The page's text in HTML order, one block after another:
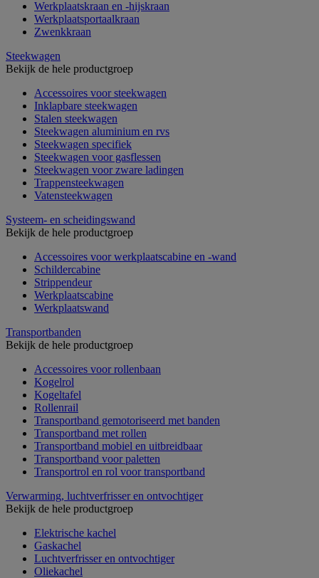
Werkplaatskraan en -hijskraan
Werkplaatsportaalkraan
Zwenkkraan
Steekwagen
Bekijk de hele productgroep
Accessoires voor steekwagen
Inklapbare steekwagen
Stalen steekwagen
Steekwagen aluminium en rvs
Steekwagen specifiek
Steekwagen voor gasflessen
Steekwagen voor zware ladingen
Trappensteekwagen
Vatensteekwagen
Systeem- en scheidingswand
Bekijk de hele productgroep
Accessoires voor werkplaatscabine en -wand
Schildercabine
Strippendeur
Werkplaatscabine
Werkplaatswand
Transportbanden
Bekijk de hele productgroep
Accessoires voor rollenbaan
Kogelrol
Kogeltafel
Rollenrail
Transportband gemotoriseerd met banden
Transportband met rollen
Transportband mobiel en uitbreidbaar
Transportband voor paletten
Transportrol en rol voor transportband
Verwarming, luchtverfrisser en ontvochtiger
Bekijk de hele productgroep
Elektrische kachel
Gaskachel
Luchtverfrisser en ontvochtiger
Oliekachel